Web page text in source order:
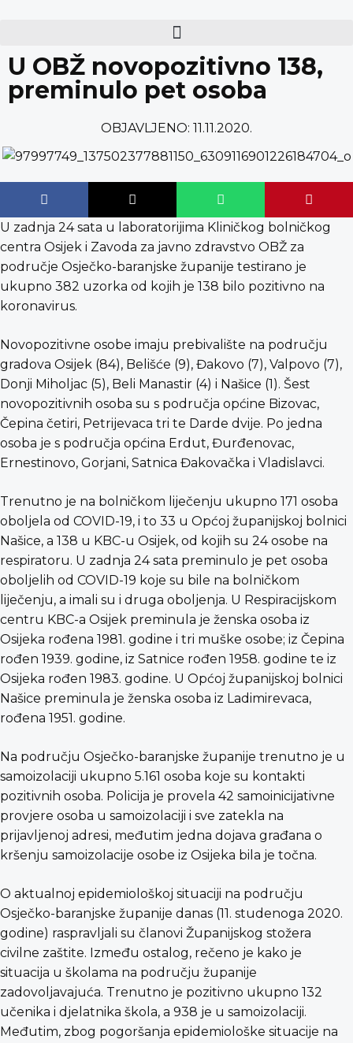
U OBŽ novopozitivno 138,
preminulo pet osoba
OBJAVLJENO: 11.11.2020.
U zadnja 24 sata u laboratorijima Kliničkog bolničkog
centra Osijek i Zavoda za javno zdravstvo OBŽ za
područje Osječko-baranjske županije testirano je
ukupno 382 uzorka od kojih je 138 bilo pozitivno na
koronavirus.
Novopozitivne osobe imaju prebivalište na području
gradova Osijek (84), Belišće (9), Đakovo (7), Valpovo (7),
Donji Miholjac (5), Beli Manastir (4) i Našice (1). Šest
novopozitivnih osoba su s područja općine Bizovac,
Čepina četiri, Petrijevaca tri te Darde dvije. Po jedna
osoba je s područja općina Erdut, Đurđenovac,
Ernestinovo, Gorjani, Satnica Đakovačka i Vladislavci.
Trenutno je na bolničkom liječenju ukupno 171 osoba
oboljela od COVID-19, i to 33 u Općoj županijskoj bolnici
Našice, a 138 u KBC-u Osijek, od kojih su 24 osobe na
respiratoru. U zadnja 24 sata preminulo je pet osoba
oboljelih od COVID-19 koje su bile na bolničkom
liječenju, a imali su i druga oboljenja. U Respiracijskom
centru KBC-a Osijek preminula je ženska osoba iz
Osijeka rođena 1981. godine i tri muške osobe; iz Čepina
rođen 1939. godine, iz Satnice rođen 1958. godine te iz
Osijeka rođen 1983. godine. U Općoj županijskoj bolnici
Našice preminula je ženska osoba iz Ladimirevaca,
rođena 1951. godine.
Na području Osječko-baranjske županije trenutno je u
samoizolaciji ukupno 5.161 osoba koje su kontakti
pozitivnih osoba. Policija je provela 42 samoinicijativne
provjere osoba u samoizolaciji i sve zatekla na
prijavljenoj adresi, međutim jedna dojava građana o
kršenju samoizolacije osobe iz Osijeka bila je točna.
O aktualnoj epidemiološkoj situaciji na području
Osječko-baranjske županije danas (11. studenoga 2020.
godine) raspravljali su članovi Županijskog stožera
civilne zaštite. Između ostalog, rečeno je kako je
situacija u školama na području županije
zadovoljavajuća. Trenutno je pozitivno ukupno 132
učenika i djelatnika škola, a 938 je u samoizolaciji.
Međutim, zbog pogoršanja epidemiološke situacije na